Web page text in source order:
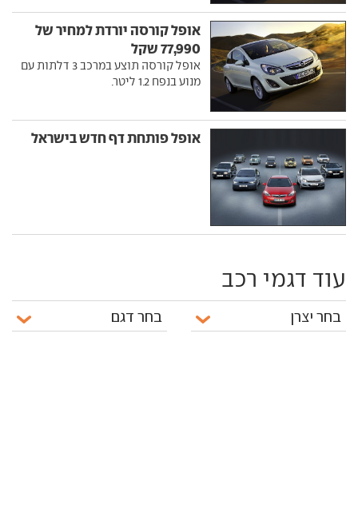
אופל קורסה יורדת למחיר של
77,990 שקל
אופל קורסה תוצע במרכב 3 דלתות עם
מנוע בנפח 1.2 ליטר.
אופל פותחת דף חדש בישראל
עוד דגמי רכב